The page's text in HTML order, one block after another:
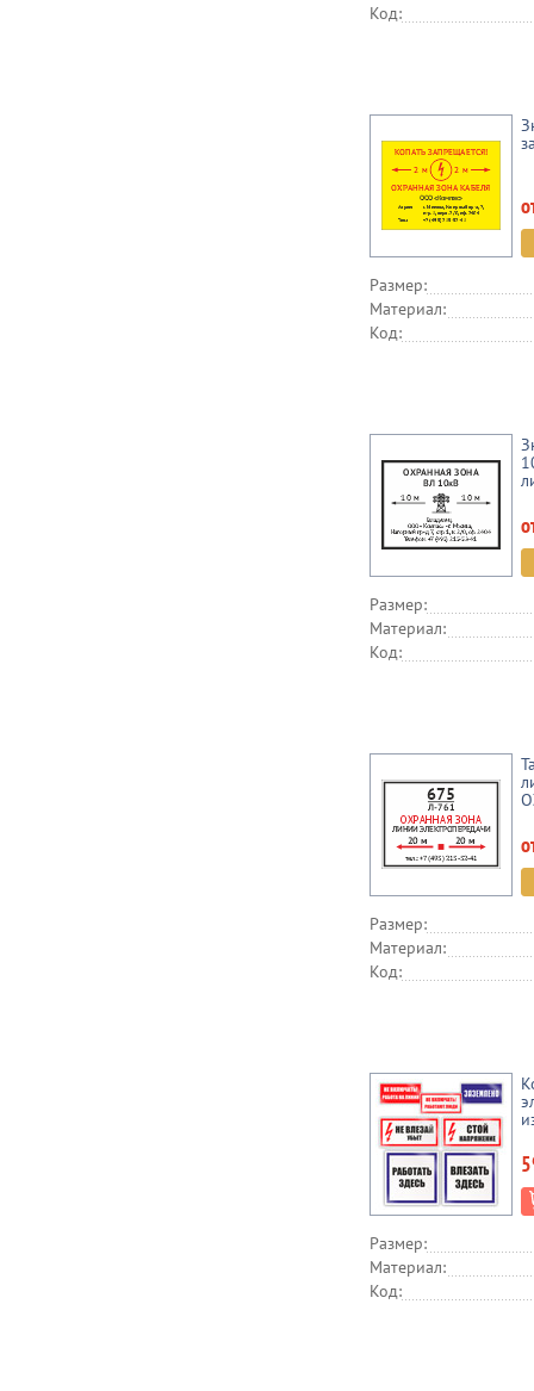
Код:
Размер:
Материал:
Код:
Размер:
Материал:
Код:
Размер:
Материал:
Код:
Размер:
Материал:
Код: